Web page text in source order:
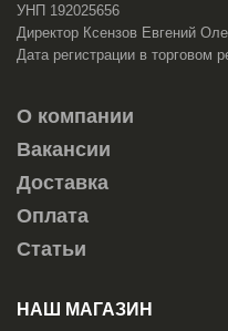
УНП 192025656
Директор Ксензов Евгений
Дата регистрации в торговом
О компании
Вакансии
Доставка
Оплата
Статьи
НАШ МАГАЗИН